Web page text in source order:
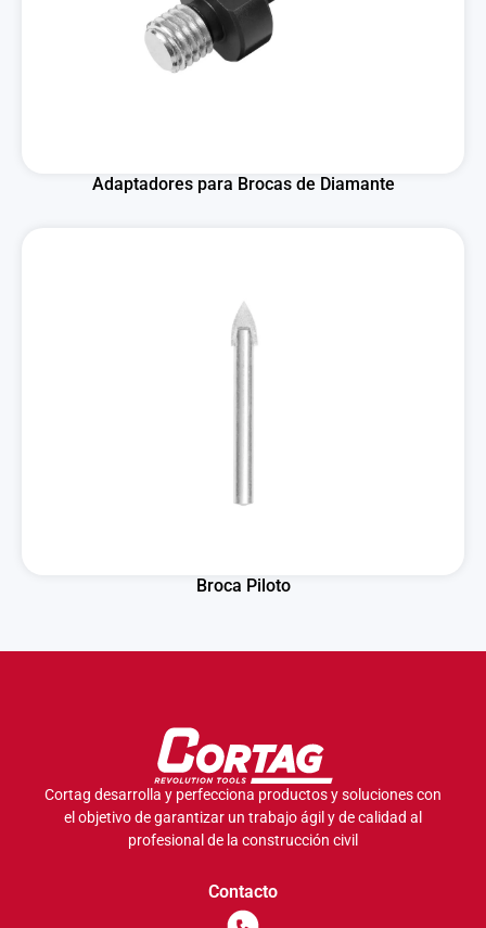
Adaptadores para Brocas de Diamante
Broca Piloto
Cortag desarrolla y perfecciona productos y soluciones con
el objetivo de garantizar un trabajo ágil y de calidad al
profesional de la construcción civil
Contacto